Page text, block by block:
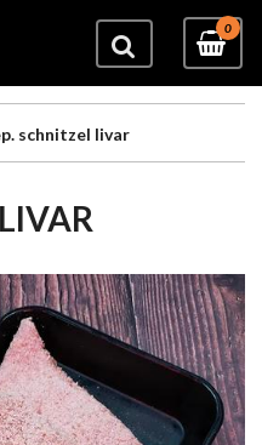
0
schnitzel livar